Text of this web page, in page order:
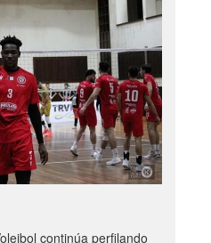
continúa perfilando